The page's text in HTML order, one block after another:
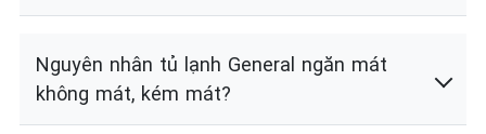
Nguyên nhân tủ lạnh General ngăn mát
không mát, kém mát?